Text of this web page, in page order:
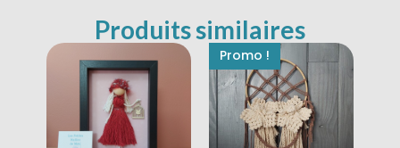
Produits similaires
Promo !